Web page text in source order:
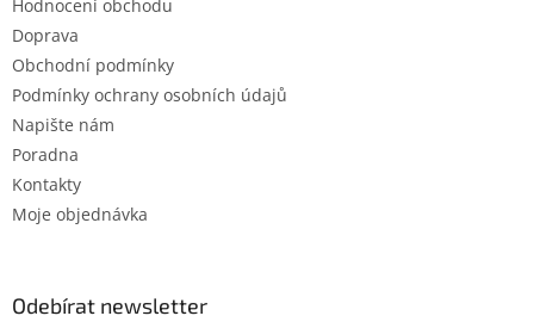
Hodnocení obchodu
Doprava
Obchodní podmínky
Podmínky ochrany osobních údajů
Napište nám
Poradna
Kontakty
Moje objednávka
Odebírat newsletter